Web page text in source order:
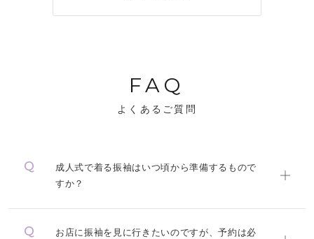
FAQ
よくあるご質問
成人式で着る振袖はいつ頃から準備するもので
すか？
お店に振袖を見に行きたいのですが、予約は必